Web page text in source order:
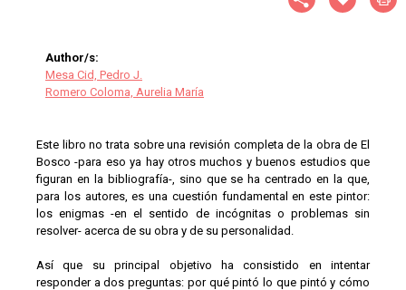
Author/s:
Mesa Cid, Pedro J.
Romero Coloma, Aurelia María
Este libro no trata sobre una revisión completa de la obra de El
Bosco -para eso ya hay otros muchos y buenos estudios que
figuran en la bibliografía-, sino que se ha centrado en la que,
para los autores, es una cuestión fundamental en este pintor:
los enigmas -en el sentido de incógnitas o problemas sin
resolver- acerca de su obra y de su personalidad.
Así que su principal objetivo ha consistido en intentar
responder a dos preguntas: por qué pintó lo que pintó y cómo